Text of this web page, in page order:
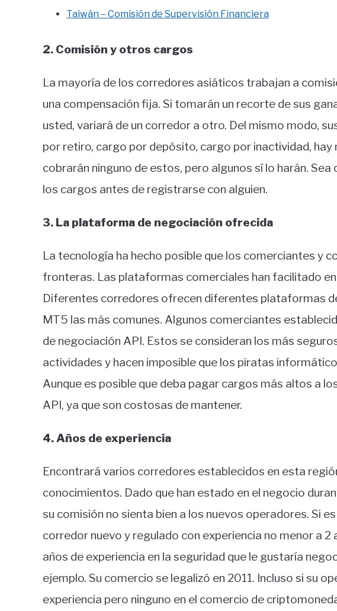
Taiwán – Comisión de Supervisión Financiera
2. Comisión y otros cargos
La mayoría de los corredores asiáticos trabajan a
una compensación fija. Si tomarán un recorte de sus
usted, variará de un corredor a otro. Del mismo modo,
por retiro, cargo por depósito, cargo por inactividad, hay
cobrarán ninguno de estos, pero algunos sí lo harán.
los cargos antes de registrarse con alguien.
3. La plataforma de negociación ofrecida
La tecnología ha hecho posible que los comerciantes y
fronteras. Las plataformas comerciales han facilitado
Diferentes corredores ofrecen diferentes plataformas
MT5 las más comunes. Algunos comerciantes
de negociación API. Estos se consideran los más
actividades y hacen imposible que los piratas
Aunque es posible que deba pagar cargos más altos a
API, ya que son costosas de mantener.
4. Años de experiencia
Encontrará varios corredores establecidos en esta
conocimientos. Dado que han estado en el negocio
su comisión no sienta bien a los nuevos operadores. Si
corredor nuevo y regulado con experiencia no menor a 2
años de experiencia en la seguridad que le gustaría
ejemplo. Su comercio se legalizó en 2011. Incluso si su
experiencia pero ninguno en el comercio de